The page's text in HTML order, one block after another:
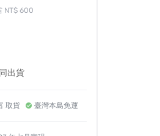
NT$ 600
出貨
取貨 臺灣本島免運